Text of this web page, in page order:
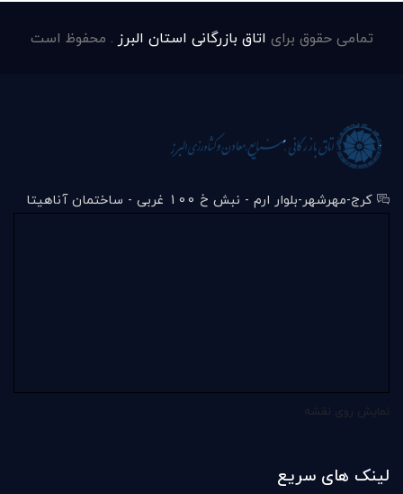
تمامی حقوق برای اتاق بازرگانی استان البرز . محفوظ است
کرج-مهرشهر-بلوار ارم - نبش خ 100 غربی - ساختمان آناهیتا
لینک های سریع